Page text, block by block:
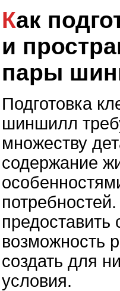
Как подготовить клетку
и
пары
Подготовка
шиншилл
множеству
содержание
возможность
создать для
условия.